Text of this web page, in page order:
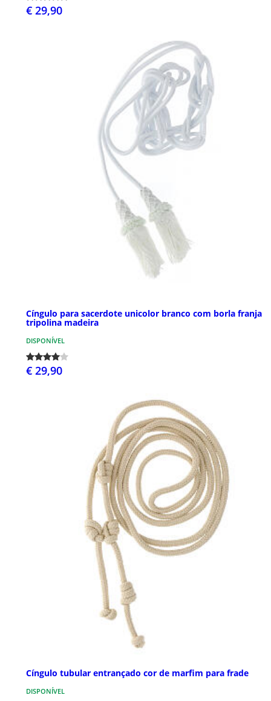
€ 29,90
Cíngulo para sacerdote unicolor branco com borla franja
tripolina madeira
DISPONÍVEL
€ 29,90
Cíngulo tubular entrançado cor de marfim para frade
DISPONÍVEL